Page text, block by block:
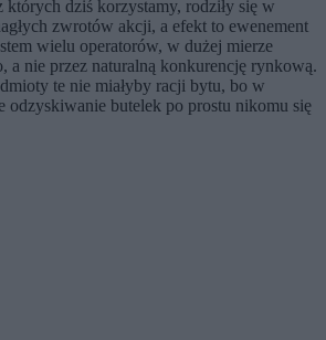
których dziś korzystamy, rodziły się w
zwrotów akcji, a efekt to ewenement
wielu operatorów, w dużej mierze
a nie przez naturalną konkurencję rynkową.
te nie miałyby racji bytu, bo w
odzyskiwanie butelek po prostu nikomu się